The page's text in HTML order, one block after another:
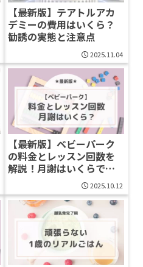
【最新版】テアトルアカ
デミーの費用はいくら？
勧誘の実態と注意点
2025.11.04
【最新版】ベビーパーク
の料金とレッスン回数を
解説！月謝はいくらで何
2025.10.12